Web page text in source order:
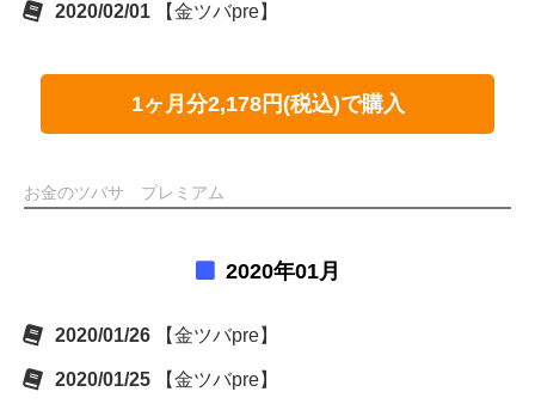
2020/02/01 【金ツバpre】
1ヶ月分2,178円(税込)で購入
お金のツバサ プレミアム
2020年01月
2020/01/26 【金ツバpre】
2020/01/25 【金ツバpre】